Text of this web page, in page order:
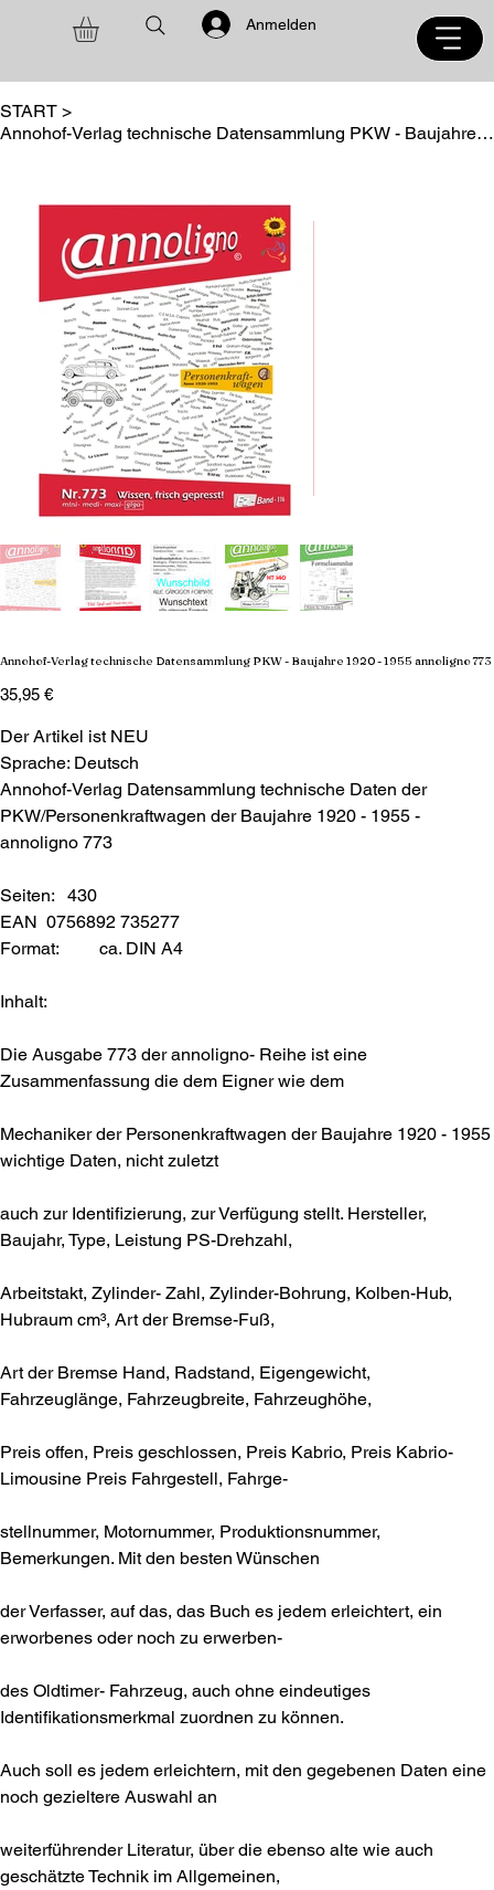
Anmelden
START >
Annohof-Verlag technische Datensammlung PKW - Baujahre 1920 - 1955 annoligno 773
Annohof-Verlag technische Datensammlung PKW - Baujahre 1920 - 1955 annoligno 773
Preis
35,95 €
Der Artikel ist NEU
Sprache: Deutsch
Annohof-Verlag Datensammlung technische Daten der
PKW/Personenkraftwagen der Baujahre 1920 - 1955 -
annoligno 773
Seiten: 430
EAN 0756892 735277
Format: ca. DIN A4
Inhalt:
Die Ausgabe 773 der annoligno- Reihe ist eine
Zusammenfassung die dem Eigner wie dem
Mechaniker der Personenkraftwagen der Baujahre 1920 - 1955
wichtige Daten, nicht zuletzt
auch zur Identifizierung, zur Verfügung stellt. Hersteller,
Baujahr, Type, Leistung PS-Drehzahl,
Arbeitstakt, Zylinder- Zahl, Zylinder-Bohrung, Kolben-Hub,
Hubraum cm³, Art der Bremse-Fuß,
Art der Bremse Hand, Radstand, Eigengewicht,
Fahrzeuglänge, Fahrzeugbreite, Fahrzeughöhe,
Preis offen, Preis geschlossen, Preis Kabrio, Preis Kabrio-
Limousine Preis Fahrgestell, Fahrge-
stellnummer, Motornummer, Produktionsnummer,
Bemerkungen. Mit den besten Wünschen
der Verfasser, auf das, das Buch es jedem erleichtert, ein
erworbenes oder noch zu erwerben-
des Oldtimer- Fahrzeug, auch ohne eindeutiges
Identifikationsmerkmal zuordnen zu können.
Auch soll es jedem erleichtern, mit den gegebenen Daten eine
noch gezieltere Auswahl an
weiterführender Literatur, über die ebenso alte wie auch
geschätzte Technik im Allgemeinen,